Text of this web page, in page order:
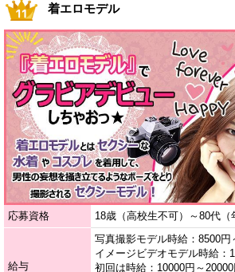
着エロモデル
応募資格 18歳（高校生不可）～80代（
給与
写真撮影モデル時給：8500円
イメージビデオモデル時給：
初回は時給：10000円～